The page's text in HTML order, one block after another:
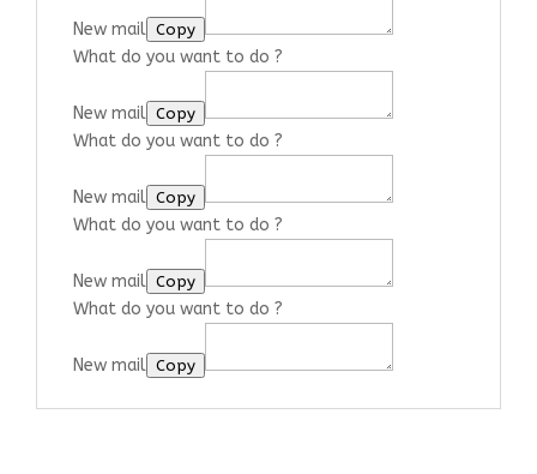
New mail Copy
What do you want to do ?
New mail Copy
What do you want to do ?
New mail Copy
What do you want to do ?
New mail Copy
What do you want to do ?
New mail Copy